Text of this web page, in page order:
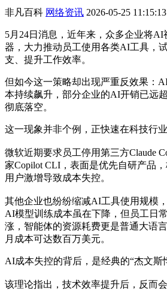
非凡百科 网络资讯 2026-05-25 11:15:13
5月24日消息，近年来，众多企业将AI
器，大力推动员工使用各类AI工具，
支、提升工作效率。
但如今这一策略却出现严重反效果：
本持续飙升，部分企业的AI开销已远
彻底落空。
这一现象并非个例，正快速在科技行业
微软近期要求员工停用第三方Claude
家Copilot CLI，表面是优先自研产品，
用户激增导致成本失控。
其他企业也纷纷缩减AI工具使用规模
AI模型训练成本虽在下降，但员工日
涨，智能体的资源耗费更是普通大语
月成本可达数百万美元。
AI成本失控的背后，是经典的“杰文斯
该理论指出，技术效率提升后，反而